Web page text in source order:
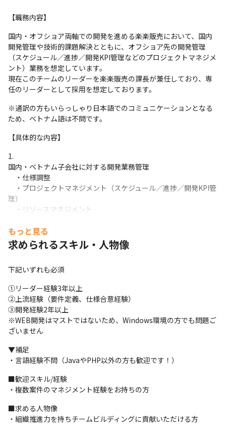
【職務内容】
国内・オフショア両軸での開発を進める楽楽販売において、国内
開発管理や技術的課題解決とともに、オフショア先の開発管理
（スケジュール／進捗／開発KPI管理などのプロジェクトマネジメ
ント）業務を想定しています。
現在このチームのリーダーを楽楽販売の課長が兼任しており、専
任のリーダーとして採用を想定しております。
※通訳の方もいらっしゃり日本語でのコミュニケーションとなる
ため、ベトナム語は不問です。
【具体的な内容】
国内・ベトナム子会社に対する開発業務管理
・仕様調整
・プロジェクトマネジメント（スケジュール／進捗／開発KPI管
理）
・リソースマネジメント
供給、開発フォロー受け入れ）
ベトナム子会社に対して日本のエンジニアと協力・相談し、技術
・生産性、品質、技術力向上のための改善活動をサポート
メンバー管理（範囲は国内メンバーのみ）
・人事考課、リーダー/メンバー育成、1on1ミーティング、文
化/マインドの醸成
ベトナム子会社への出張
・現状把握やノウハウの共有、関係強化のためのオフショア開
発現地への出張。
がいます
※1～2週間程度、年に１回を想定
変更の範囲：会社の定める業務
もっと見る
求められるスキル・人物像
下記いずれも必須
①リーダー経験3年以上
②上流経験（要件定義、仕様合意経験）
③開発経験2年以上
※WEB開発はマストではないため、Windows環境の方でも問題ご
ざいません
▼補足
・言語経験不問（JavaやPHP以外の方も歓迎です！）
■歓迎スキル/経験
・複数案件のマネジメント経験をお持ちの方
■求める人物像
・組織推進力を持ちチームビルディングに貢献いただける方